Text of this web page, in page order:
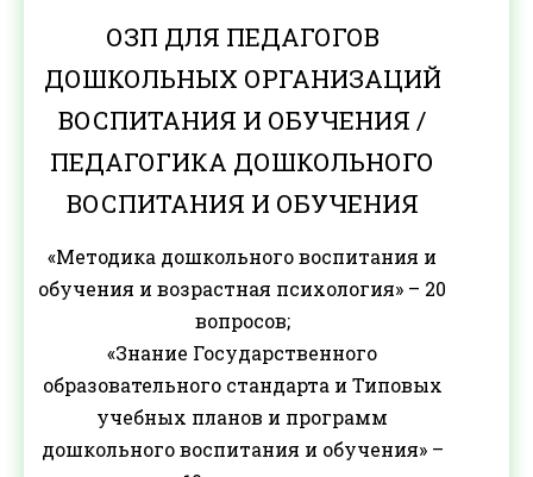
ОЗП ДЛЯ ПЕДАГОГОВ
ДОШКОЛЬНЫХ ОРГАНИЗАЦИЙ
ВОСПИТАНИЯ И ОБУЧЕНИЯ /
ПЕДАГОГИКА ДОШКОЛЬНОГО
ВОСПИТАНИЯ И ОБУЧЕНИЯ
«Методика дошкольного воспитания и
обучения и возрастная психология» – 20
вопросов;
«Знание Государственного
образовательного стандарта и Типовых
учебных планов и программ
дошкольного воспитания и обучения» –